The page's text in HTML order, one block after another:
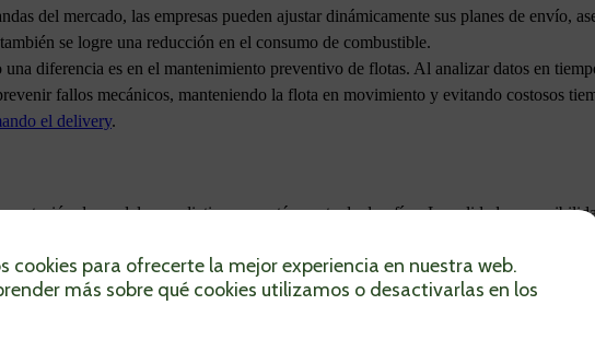
del mercado, las empresas pueden ajustar dinámicamente sus planes de envío,
se logre una reducción en el consumo de combustible.
diferencia es en el mantenimiento preventivo de flotas. Al analizar datos en
fallos mecánicos, manteniendo la flota en movimiento y evitando costosos
el delivery.
de modelos predictivos no está exenta de desafíos. La calidad y
con datos incompletos o fragmentados que afectan la precisión de las
inversiones en infraestructura y capacitación del personal, lo que puede ser un
adaptarse y capitalizar estas innovaciones significa que aquellas empresas que lo
cookies para ofrecerte la mejor experiencia en nuestra web.
más sobre qué cookies utilizamos o desactivarlas en los